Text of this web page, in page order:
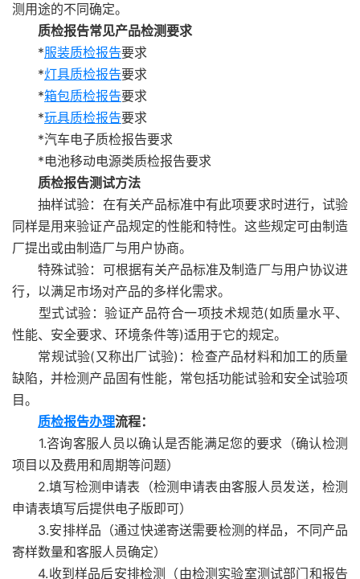
测用途的不同确定。
质检报告常见产品检测要求
*服装质检报告要求
*灯具质检报告要求
*箱包质检报告要求
*玩具质检报告要求
*汽车电子质检报告要求
*电池移动电源类质检报告要求
质检报告测试方法
抽样试验：在有关产品标准中有此项要求时进行，试验
同样是用来验证产品规定的性能和特性。这些规定可由制造
厂提出或由制造厂与用户协商。
特殊试验：可根据有关产品标准及制造厂与用户协议进
行，以满足市场对产品的多样化需求。
型式试验：验证产品符合一项技术规范(如质量水平、
性能、安全要求、环境条件等)适用于它的规定。
常规试验(又称出厂试验)：检查产品材料和加工的质量
缺陷，并检测产品固有性能，常包括功能试验和安全试验项
目。
质检报告办理流程：
1.咨询客服人员以确认是否能满足您的要求（确认检测
项目以及费用和周期等问题）
2.填写检测申请表（检测申请表由客服人员发送，检测
申请表填写后提供电子版即可）
3.安排样品（通过快递寄送需要检测的样品，不同产品
寄样数量和客服人员确定）
4.收到样品后安排检测（由检测实验室测试部门和报告